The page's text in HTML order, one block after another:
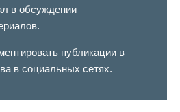
в обсуждении
публикации в
в социальных сетях.